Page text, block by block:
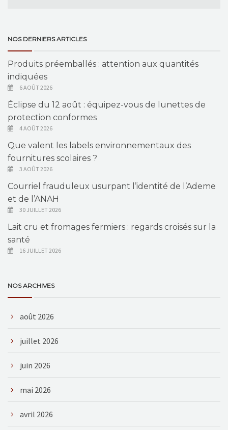
NOS DERNIERS ARTICLES
Produits préemballés : attention aux quantités
indiquées
6 AOÛT 2026
Éclipse du 12 août : équipez-vous de lunettes de
protection conformes
4 AOÛT 2026
Que valent les labels environnementaux des
fournitures scolaires ?
3 AOÛT 2026
Courriel frauduleux usurpant l’identité de l’Ademe
et de l’ANAH
30 JUILLET 2026
Lait cru et fromages fermiers : regards croisés sur la
santé
16 JUILLET 2026
NOS ARCHIVES
août 2026
juillet 2026
juin 2026
mai 2026
avril 2026